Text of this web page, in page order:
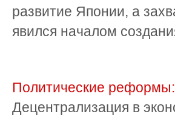
развитие Японии, а
явился началом
Политические
Децентрализация в